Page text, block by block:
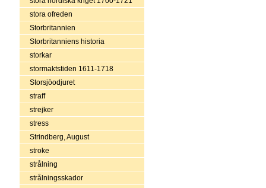
stora ofreden
Storbritannien
Storbritanniens historia
storkar
stormaktstiden 1611-1718
Storsjöodjuret
straff
strejker
stress
Strindberg, August
stroke
strålning
strålningsskador